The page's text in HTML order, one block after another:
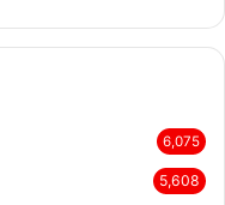
6,075
5,608